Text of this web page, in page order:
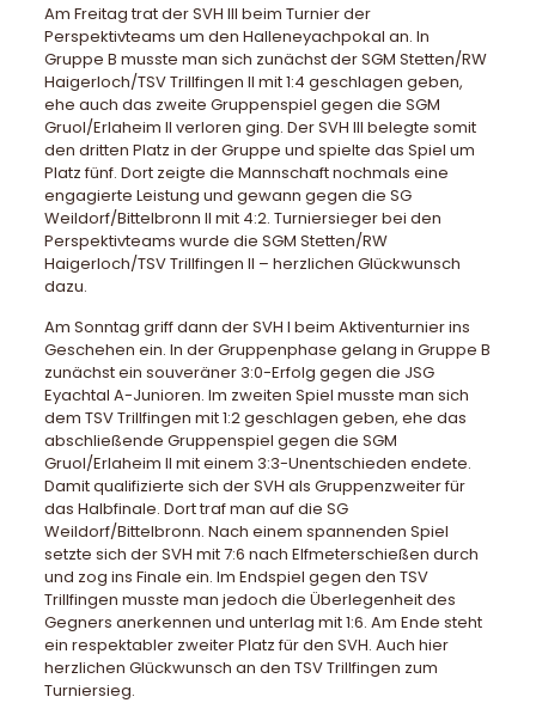
Am Freitag trat der SVH III beim Turnier der
Perspektivteams um den Halleneyachpokal an. In
Gruppe B musste man sich zunächst der SGM Stetten/RW
Haigerloch/TSV Trillfingen II mit 1:4 geschlagen geben,
ehe auch das zweite Gruppenspiel gegen die SGM
Gruol/Erlaheim II verloren ging. Der SVH III belegte somit
den dritten Platz in der Gruppe und spielte das Spiel um
Platz fünf. Dort zeigte die Mannschaft nochmals eine
engagierte Leistung und gewann gegen die SG
Weildorf/Bittelbronn II mit 4:2. Turniersieger bei den
Perspektivteams wurde die SGM Stetten/RW
Haigerloch/TSV Trillfingen II – herzlichen Glückwunsch
dazu.
Am Sonntag griff dann der SVH I beim Aktiventurnier ins
Geschehen ein. In der Gruppenphase gelang in Gruppe B
zunächst ein souveräner 3:0-Erfolg gegen die JSG
Eyachtal A-Junioren. Im zweiten Spiel musste man sich
dem TSV Trillfingen mit 1:2 geschlagen geben, ehe das
abschließende Gruppenspiel gegen die SGM
Gruol/Erlaheim II mit einem 3:3-Unentschieden endete.
Damit qualifizierte sich der SVH als Gruppenzweiter für
das Halbfinale. Dort traf man auf die SG
Weildorf/Bittelbronn. Nach einem spannenden Spiel
setzte sich der SVH mit 7:6 nach Elfmeterschießen durch
und zog ins Finale ein. Im Endspiel gegen den TSV
Trillfingen musste man jedoch die Überlegenheit des
Gegners anerkennen und unterlag mit 1:6. Am Ende steht
ein respektabler zweiter Platz für den SVH. Auch hier
herzlichen Glückwunsch an den TSV Trillfingen zum
Turniersieg.